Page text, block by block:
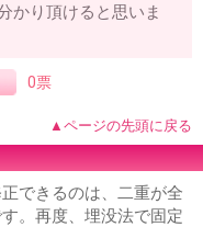
かり頂けると思いま
0票
▲ページの先頭に戻る
できるのは、二重が全
。再度、埋没法で固定